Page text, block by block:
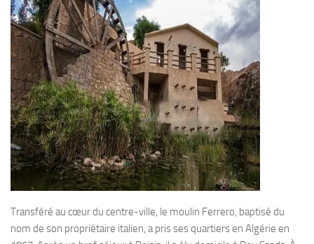
Transféré au cœur du centre-ville, le moulin Ferrero, baptisé du
nom de son propriétaire italien, a pris ses quartiers en Algérie en